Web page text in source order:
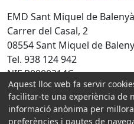
EMD Sant Miquel de Balenyà
Carrer del Casal, 2
08554 Sant Miquel de
Tel. 938 124 942
NIF P0800314G
Amb la col·laboració de:
Aquest lloc web fa servir
facilitar-te una experiència de
informació anònima per
preferències i pautes de